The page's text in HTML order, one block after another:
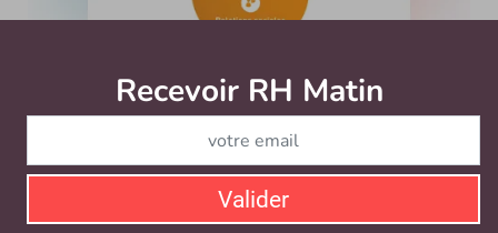
3 min avec Yann Guezennec, Altays
SIRH SAAS / VIDÉO
Altays est l’un des rares éditeurs de logiciels RH du
marché à être indépendants. Une autonomie qui
Recevoir RH Matin
Valider